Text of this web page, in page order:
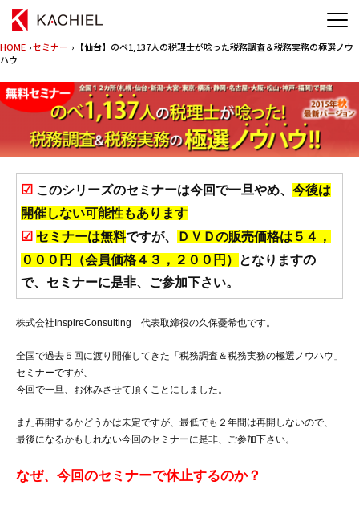
HOME ›セミナー › 【仙台】のべ1,137人の税理士が唸った税務調査＆税務実務の極選ノウ
ハウ
☑ このシリーズのセミナーは今回で一旦やめ、 今後は
開催しない可能性もあります
☑ セミナーは無料ですが、
ＤＶＤの販売価格は５４，
０００円（会員価格４３，２００円）
となりますの
で、セミナーに是非、ご参加下さい。
株式会社InspireConsulting 代表取締役の久保憂希也です。
全国で過去５回に渡り開催してきた「税務調査＆税務実務の極選ノウハウ」
セミナーですが、
今回で一旦、お休みさせて頂くことにしました。
また再開するかどうかは未定ですが、最低でも２年間は再開しないので、
最後になるかもしれない今回のセミナーに是非、ご参加下さい。
なぜ、今回のセミナーで休止するのか？